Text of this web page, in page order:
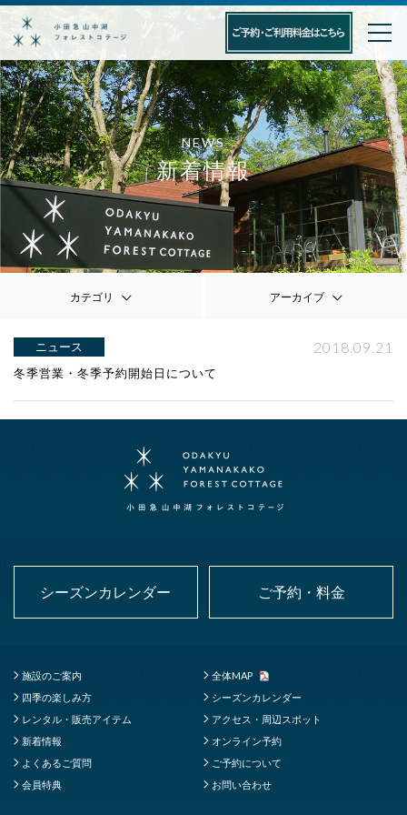
NEWS
新着情報
カテゴリ アーカイブ
ニュース 2018.09.21
冬季営業・冬季予約開始日について
シーズンカレンダー ご予約・料金
施設のご案内
全体MAP
四季の楽しみ方
シーズンカレンダー
レンタル・販売アイテム
アクセス・周辺スポット
新着情報
オンライン予約
よくあるご質問
ご予約について
会員特典
お問い合わせ